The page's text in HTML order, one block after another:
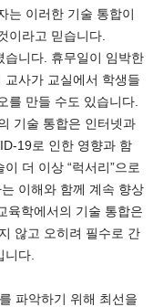
는 이러한 기술 통합이
이라고 믿습니다.
니다. 휴무일이 임박한
교사가 교실에서 학생들
를 만들 수도 있습니다.
기술 통합은 인터넷과
19로 인한 영향과 함
더 이상 “럭서리”으로
이해와 함께 계속 향상
육학에서의 기술 통합은
않고 오히려 필수로 간
다.
파악하기 위해 최선을